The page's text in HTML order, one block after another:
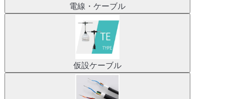
電線・ケーブル
仮設ケーブル